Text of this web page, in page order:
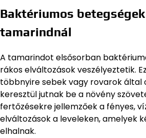
Baktériumos
tamarindnál
A tamarindot elsősorban
rákos elváltozások veszélyeztetik.
többnyire sebek vagy rovarok által
keresztül jutnak be a növény
fertőzésekre jellemzőek a fényes,
elváltozások a leveleken, amelyek
elhalnak.